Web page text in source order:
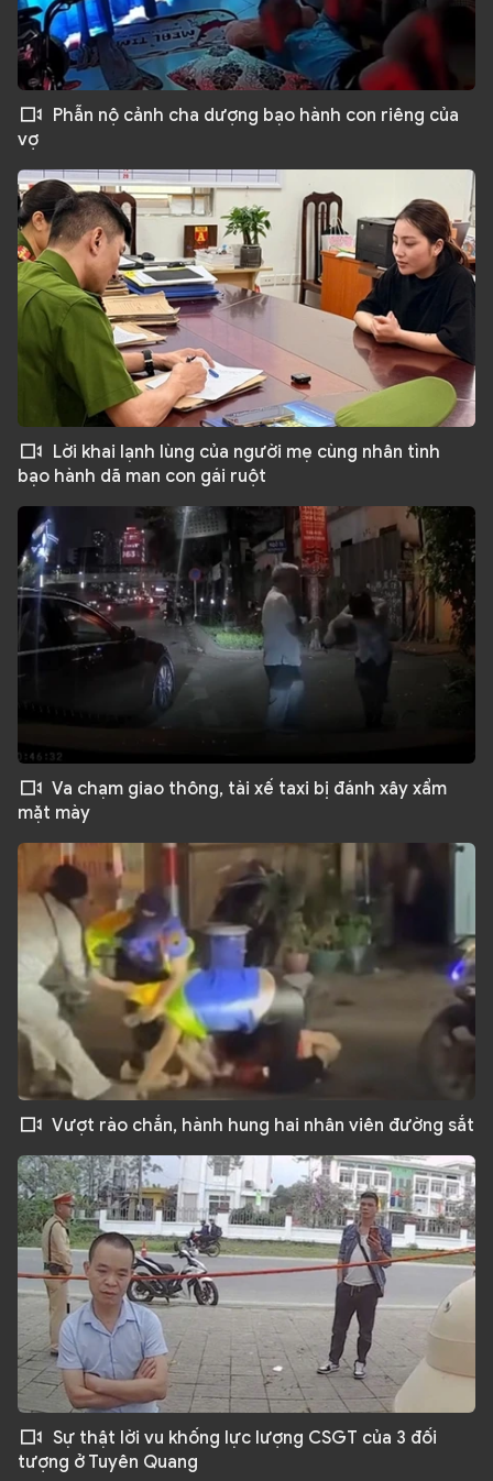
Phẫn nộ cảnh cha dượng bạo hành con riêng của
vợ
Lời khai lạnh lùng của người mẹ cùng nhân tình
bạo hành dã man con gái ruột
Va chạm giao thông, tài xế taxi bị đánh xây xẩm
mặt mày
Vượt rào chắn, hành hung hai nhân viên đường sắt
Sự thật lời vu khống lực lượng CSGT của 3 đối
tượng ở Tuyên Quang